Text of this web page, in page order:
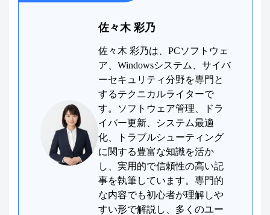
佐々木 彩乃
佐々木 彩乃は、PCソフトウェ
ア、Windowsシステム、サイバ
ーセキュリティ分野を専門と
するテクニカルライターで
す。ソフトウェア管理、ドラ
イバー更新、システム最適
化、トラブルシューティング
に関する豊富な知識を活か
し、実用的で信頼性の高い記
事を執筆しています。専門的
な内容でも初心者が理解しや
すい形で解説し、多くのユー